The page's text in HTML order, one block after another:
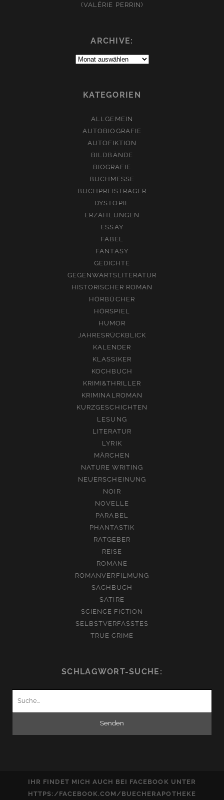
(VALÉRIE PERRIN)
ARCHIVE:
Archive:
KATEGORIEN
ALLGEMEIN
AUTOBIOGRAFIE
AUTOFIKTION
BILDBÄNDE
BIOGRAFIE
BUCHMESSE
BUCHPREISTRÄGER
DYSTOPIE
ERZÄHLUNGEN
ESSAY
FABEL
FANTASY
GEDICHTE
GEGENWARTSLITERATUR
HISTORISCHER ROMAN
HÖRBÜCHER
HÖRSPIEL
HUMOR
JAHRESRÜCKBLICK
KALENDER
KLASSIKER
KOCHBUCH
KRIMI&THRILLER
KRIMINALROMAN
KURZGESCHICHTEN
LESUNG
LITERATUR
LYRIK
MÄRCHEN
NATURE WRITING
NEUERSCHEINUNG
NOIR
NOVELLE
PARABEL
PHANTASTIK
RATGEBER
REISE
ROMANE
ROMANVERFILMUNG
SACHBUCH
SATIRE
SCIENCE FICTION
SELBSTVERFASSTES
TRUE CRIME
SCHLAGWORT-SUCHE:
IHR FINDET MICH AUCH BEI FACEBOOK UNTER
HTTPS:/FACEBOOK.COM/BUECHERAPOTHEKE